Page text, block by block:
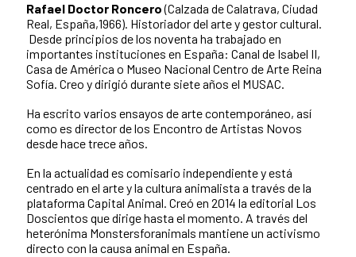
Rafael Doctor Roncero(Calzada de Calatrava, Ciudad
Real, España,1966). Historiador del arte y gestor cultural.
Desde principios de los noventa ha trabajado en
importantes instituciones en España: Canal de Isabel II,
Casa de América o Museo Nacional Centro de Arte Reina
Sofía. Creo y dirigió durante siete años el MUSAC.
Ha escrito varios ensayos de arte contemporáneo, así
como es director de los Encontro de Artistas Novos
desde hace trece años.
En la actualidad es comisario independiente y está
centrado en el arte y la cultura animalista a través de la
plataforma Capital Animal. Creó en 2014 la editorial Los
Doscientos que dirige hasta el momento. A través del
heterónima Monstersforanimals mantiene un activismo
directo con la causa animal en España.